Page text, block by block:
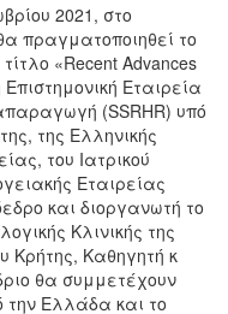
2021, στο
πραγματοποιηθεί το
«Recent Advances
Εταιρεία
(SSRHR) υπό
της Ελληνικής
του Ιατρικού
Εταιρείας
και διοργανωτή το
Κλινικής της
Κρήτης, Καθηγητή κ
θα συμμετέχουν
την Ελλάδα και το